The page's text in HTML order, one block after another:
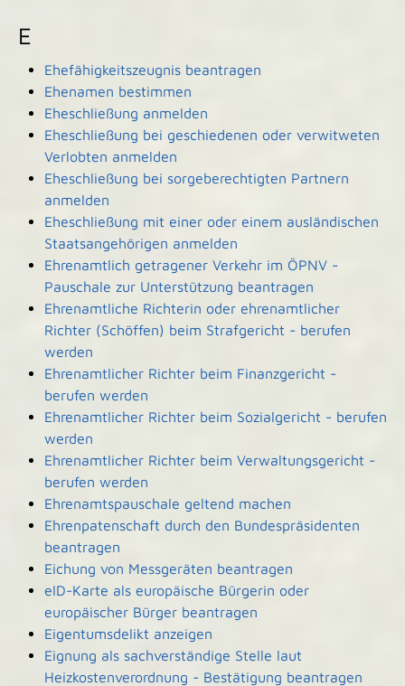
E
Ehefähigkeitszeugnis beantragen
Ehenamen bestimmen
Eheschließung anmelden
Eheschließung bei geschiedenen oder verwitweten
Verlobten anmelden
Eheschließung bei sorgeberechtigten Partnern
anmelden
Eheschließung mit einer oder einem ausländischen
Staatsangehörigen anmelden
Ehrenamtlich getragener Verkehr im ÖPNV -
Pauschale zur Unterstützung beantragen
Ehrenamtliche Richterin oder ehrenamtlicher
Richter (Schöffen) beim Strafgericht - berufen
werden
Ehrenamtlicher Richter beim Finanzgericht -
berufen werden
Ehrenamtlicher Richter beim Sozialgericht - berufen
werden
Ehrenamtlicher Richter beim Verwaltungsgericht -
berufen werden
Ehrenamtspauschale geltend machen
Ehrenpatenschaft durch den Bundespräsidenten
beantragen
Eichung von Messgeräten beantragen
eID-Karte als europäische Bürgerin oder
europäischer Bürger beantragen
Eigentumsdelikt anzeigen
Eignung als sachverständige Stelle laut
Heizkostenverordnung - Bestätigung beantragen